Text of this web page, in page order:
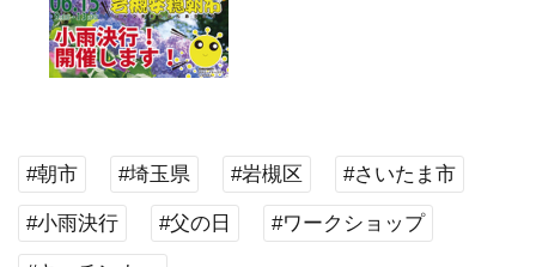
#朝市 #埼玉県 #岩槻区 #さいたま市
#小雨決行 #父の日 #ワークショップ